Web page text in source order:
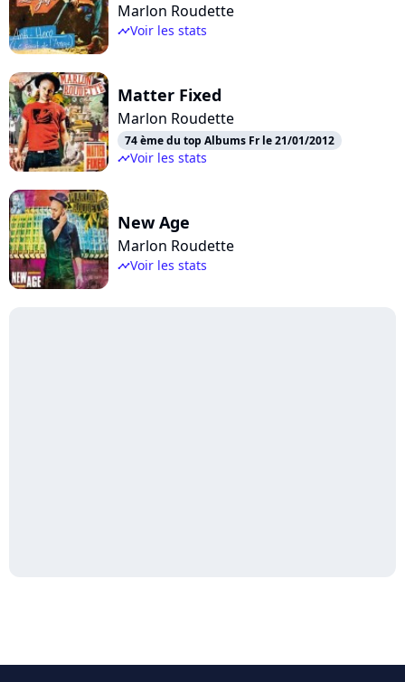
Marlon Roudette
timelineVoir les stats
Matter Fixed
Marlon Roudette
74 ème du top Albums Fr le 21/01/2012
timelineVoir les stats
New Age
Marlon Roudette
timelineVoir les stats